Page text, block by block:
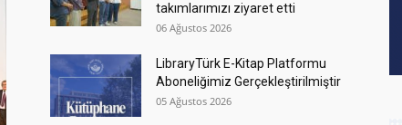
takımlarımızı ziyaret etti
06 Ağustos 2026
LibraryTürk E-Kitap Platformu
Aboneliğimiz Gerçekleştirilmiştir
05 Ağustos 2026